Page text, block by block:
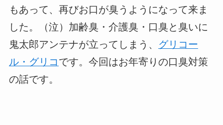
もあって、再びお口が臭うようになって来ま
した。（泣）加齢臭・介護臭・口臭と臭いに
鬼太郎アンテナが立ってしまう、 グリコー
ル・グリコです。今回はお年寄りの口臭対策
の話です。